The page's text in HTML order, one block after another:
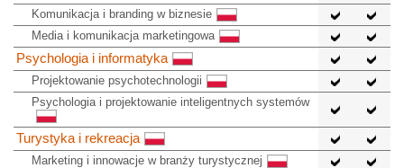
Komunikacja i branding w biznesie
Media i komunikacja marketingowa
Psychologia i informatyka
Projektowanie psychotechnologii
Psychologia i projektowanie inteligentnych systemów
Turystyka i rekreacja
Marketing i innowacje w branży turystycznej